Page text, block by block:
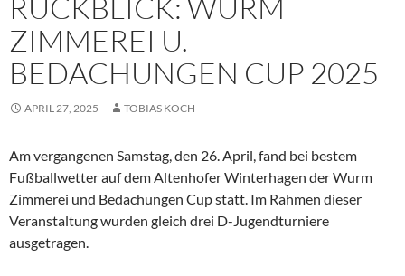
RÜCKBLICK: WURM
ZIMMEREI U.
BEDACHUNGEN CUP 2025
APRIL 27, 2025 TOBIAS KOCH
Am vergangenen Samstag, den 26. April, fand bei bestem
Fußballwetter auf dem Altenhofer Winterhagen der Wurm
Zimmerei und Bedachungen Cup statt. Im Rahmen dieser
Veranstaltung wurden gleich drei D-Jugendturniere
ausgetragen.